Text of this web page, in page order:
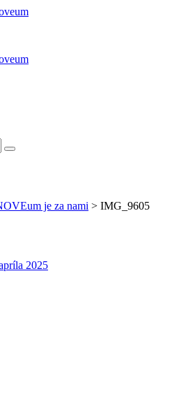
je za nami > IMG_9605
2025